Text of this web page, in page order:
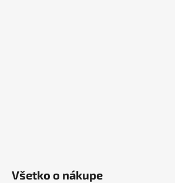
Všetko o nákupe